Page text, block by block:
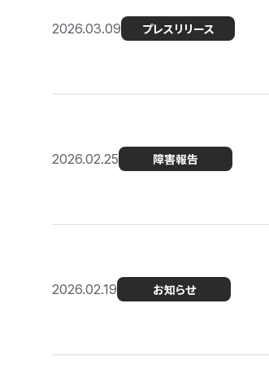
2026.03.09 プレスリリース
2026.02.25 障害報告
2026.02.19 お知らせ